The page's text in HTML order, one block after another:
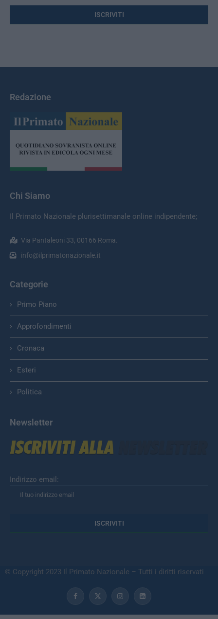
Redazione
Chi Siamo
Il Primato Nazionale plurisettimanale online indipendente;
Via Pantaleoni 33, 00166 Roma.
info@ilprimatonazionale.it
Categorie
Primo Piano
Approfondimenti
Cronaca
Esteri
Politica
Newsletter
Indirizzo email:
© Copyright 2023 Il Primato Nazionale – Tutti i diritti riservati